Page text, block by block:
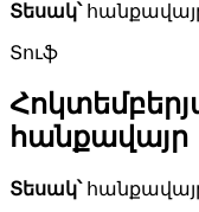
Տեսակ՝
Տուֆ
հանքավայր
Տեսակ՝